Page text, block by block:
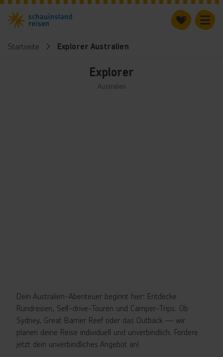
Startseite Explorer Australien
Explorer
Australien
Dein Australien-Abenteuer beginnt hier: Entdecke
Rundreisen, Self-drive-Touren und Camper-Trips. Ob
Sydney, Great Barrier Reef oder das Outback — wir
planen deine Reise individuell und unverbindlich. Fordere
jetzt dein unverbindliches Angebot an!